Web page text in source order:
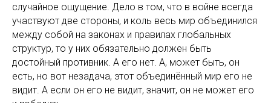
случайное ощущение. Дело в том, что в войне всегда
участвуют две стороны, и коль весь мир объединился
между собой на законах и правилах глобальных
структур, то у них обязательно должен быть
достойный противник. А его нет. А, может быть, он
есть, но вот незадача, этот объединённый мир его не
видит. А если он его не видит, значит, он не может его